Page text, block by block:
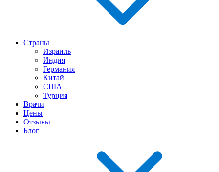
Страны
Израиль
Индия
Германия
Китай
США
Турция
Врачи
Цены
Отзывы
Блог